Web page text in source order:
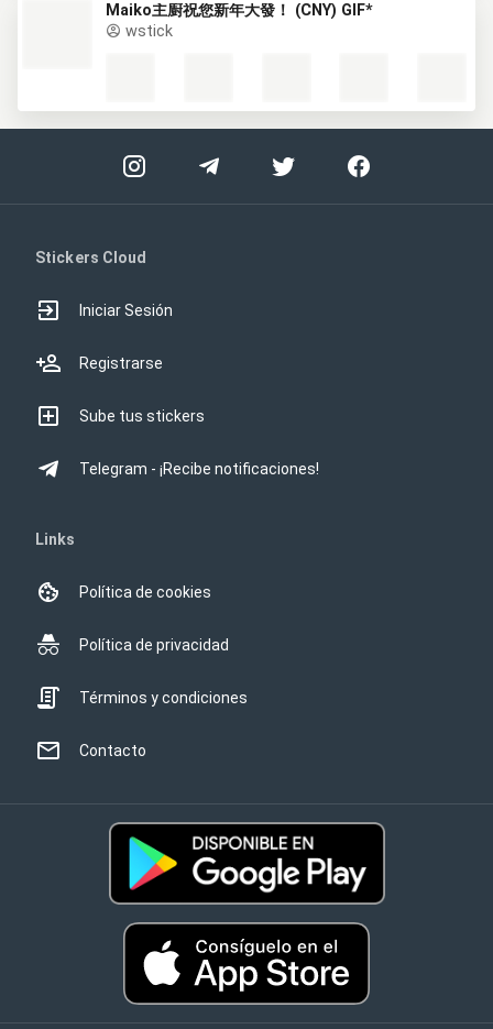
Maiko主廚祝您新年大發！ (CNY) GIF*
wstick
Stickers Cloud
Iniciar Sesión
Registrarse
Sube tus stickers
Telegram - ¡Recibe notificaciones!
Links
Política de cookies
Política de privacidad
Términos y condiciones
Contacto